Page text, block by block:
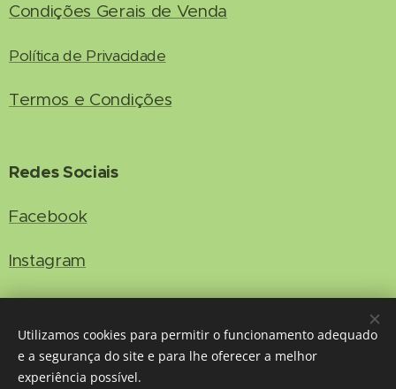
Condições Gerais de Venda
Política de Privacidade
Termos e Condições
Redes Sociais
Facebook
Instagram
Contacto
E-mail:info@falcoesnooeste.pt
Utilizamos cookies para permitir o funcionamento adequado
e a segurança do site e para lhe oferecer a melhor
experiência possível.